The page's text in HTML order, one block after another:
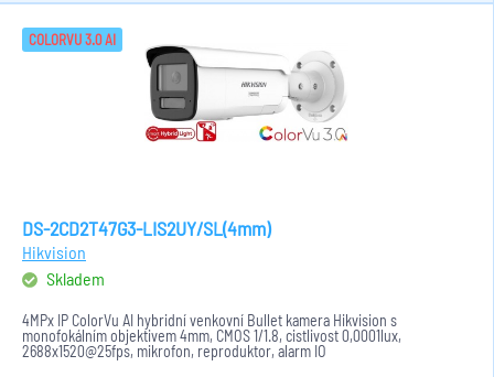
COLORVU 3.0 AI
DS-2CD2T47G3-LIS2UY/SL(4mm)
Hikvision
Skladem
4MPx IP ColorVu AI hybridní venkovní Bullet kamera Hikvision s
monofokálním objektivem 4mm, CMOS 1/1.8, cistlivost 0,0001lux,
2688x1520@25fps, mikrofon, reproduktor, alarm IO
H.265+/H.265/H.264+/H.264, 130dB...